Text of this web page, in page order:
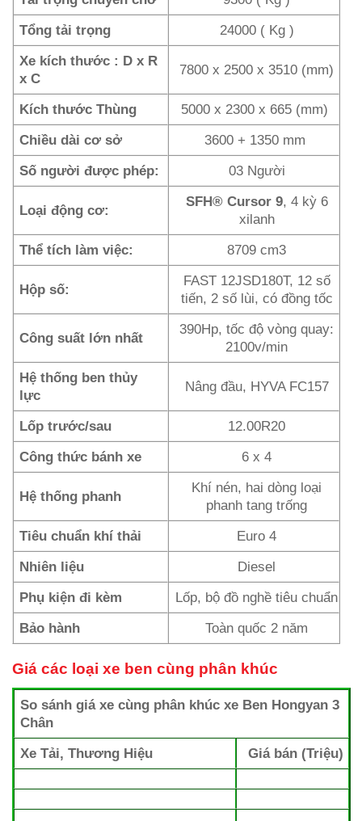
Tổng tải trọng
24000 ( Kg )
Xe kích thước : D x R
x C
7800 x 2500 x 3510 (mm)
Kích thước Thùng
5000 x 2300 x 665 (mm)
Chiều dài cơ sở
3600 + 1350 mm
Số người được phép:
03 Người
Loại động cơ:
SFH® Cursor 9, 4 kỳ 6
xilanh
Thể tích làm việc:
8709 cm3
Hộp số:
FAST 12JSD180T, 12 số
tiến, 2 số lùi, có đồng tốc
Công suất lớn nhất
390Hp, tốc độ vòng quay:
2100v/min
Hệ thống ben thủy
lực
Nâng đầu, HYVA FC157
Lốp trước/sau
12.00R20
Công thức bánh xe
6 x 4
Hệ thống phanh
Khí nén, hai dòng loại
phanh tang trống
Tiêu chuẩn khí thải
Euro 4
Nhiên liệu
Diesel
Phụ kiện đi kèm
Lốp, bộ đồ nghề tiêu chuẩn
Bảo hành
Toàn quốc 2 năm
Giá các loại xe ben cùng phân khúc
So sánh giá xe cùng phân khúc xe Ben Hongyan 3
Chân
Xe Tải, Thương Hiệu
Giá bán (Triệu)